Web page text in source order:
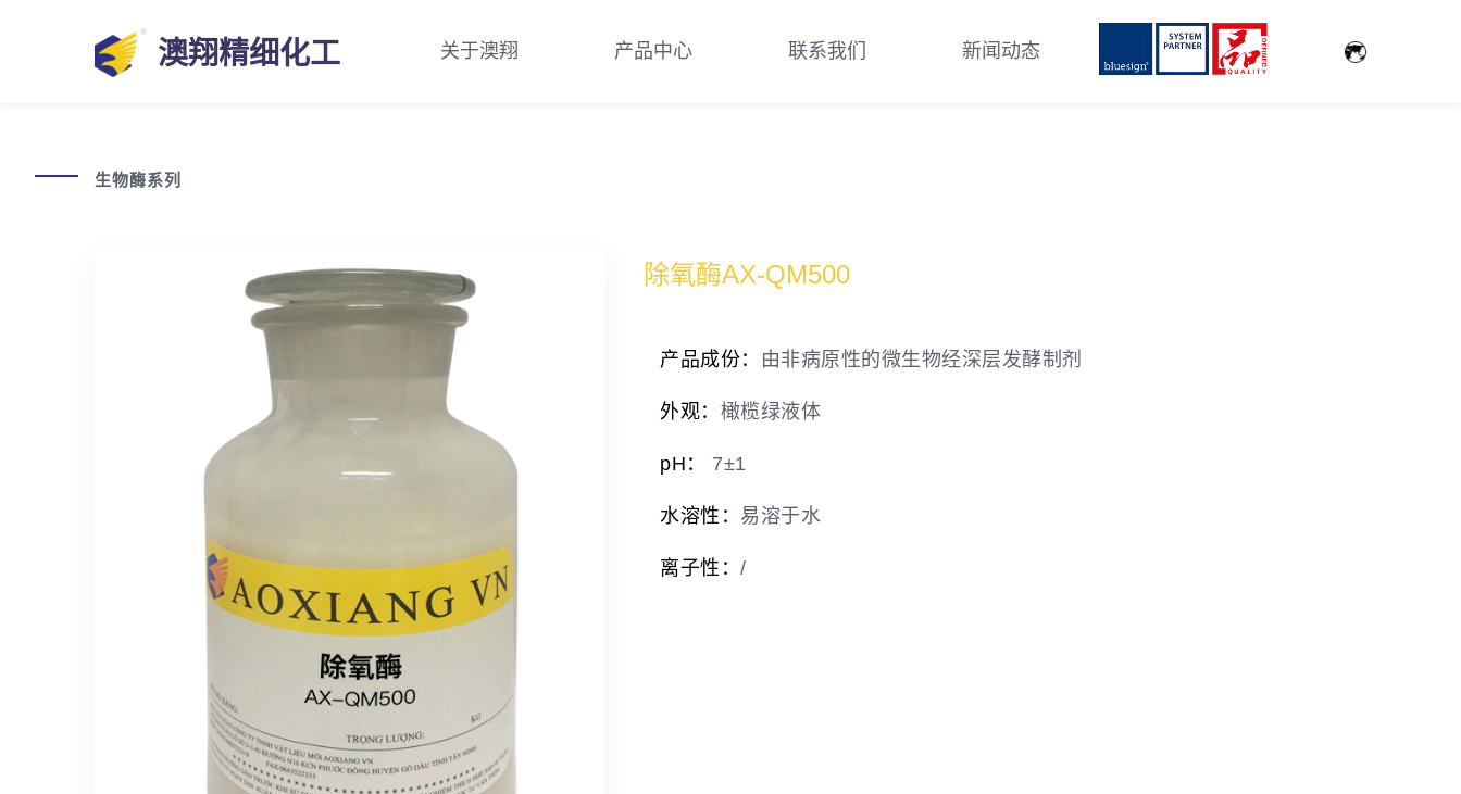
澳翔精细化工 关于澳翔 产品中心 联系我们 新闻动态
生物酶系列
除氧酶AX-QM500
产品成份： 由非病原性的微生物经深层发酵制剂
外观： 橄榄绿液体
pH： 7±1
水溶性： 易溶于水
离子性： /